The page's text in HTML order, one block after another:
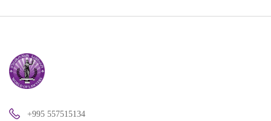
+995 557515134